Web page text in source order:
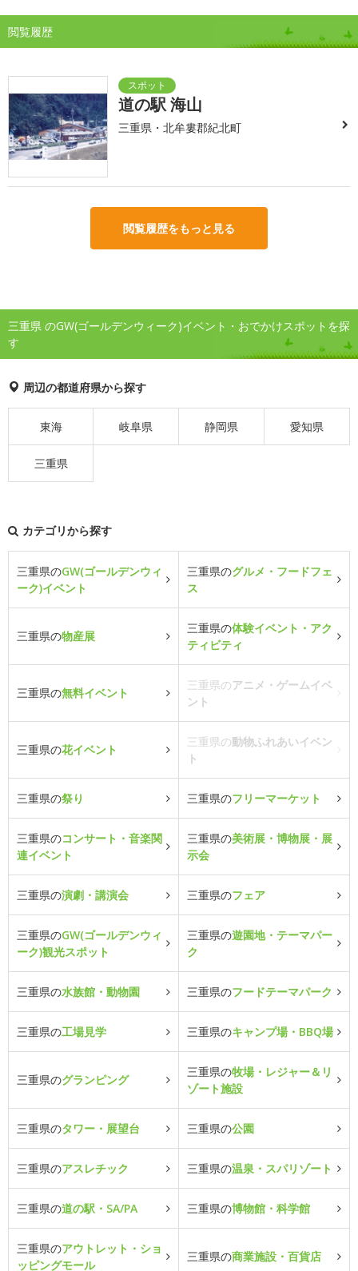
閲覧履歴
道の駅 海山
三重県・北牟婁郡紀北町
閲覧履歴をもっと見る
三重県 のGW(ゴールデンウィーク)イベント・おでかけスポットを探
す
周辺の都道府県から探す
東海 岐阜県 静岡県 愛知県
三重県
カテゴリから探す
三重県のGW(ゴールデンウィ
ーク)イベント
三重県のグルメ・フードフェ
ス
三重県の物産展
三重県の体験イベント・アク
ティビティ
三重県の無料イベント
三重県のアニメ・ゲームイベ
ント
三重県の花イベント
三重県の動物ふれあいイベン
ト
三重県の祭り 三重県のフリーマーケット
三重県のコンサート・音楽関
連イベント
三重県の美術展・博物展・展
示会
三重県の演劇・講演会 三重県のフェア
三重県のGW(ゴールデンウィ
ーク)観光スポット
三重県の遊園地・テーマパー
ク
三重県の水族館・動物園 三重県のフードテーマパーク
三重県の工場見学 三重県のキャンプ場・BBQ場
三重県のグランピング
三重県の牧場・レジャー＆リ
ゾート施設
三重県のタワー・展望台 三重県の公園
三重県のアスレチック 三重県の温泉・スパリゾート
三重県の道の駅・SA/PA 三重県の博物館・科学館
三重県のアウトレット・ショ
ッピングモール
三重県の商業施設・百貨店